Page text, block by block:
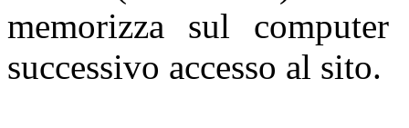
memorizza sul
successivo accesso al sito.